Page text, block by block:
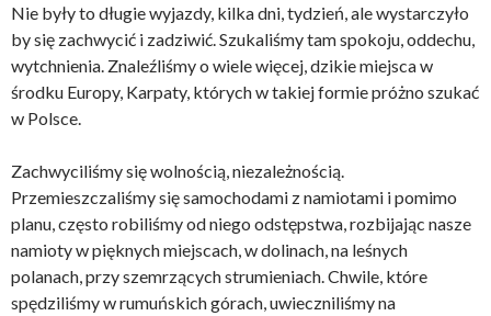
Nie były to długie wyjazdy, kilka dni, tydzień, ale wystarczyło
by się zachwycić i zadziwić. Szukaliśmy tam spokoju, oddechu,
wytchnienia. Znaleźliśmy o wiele więcej, dzikie miejsca w
środku Europy, Karpaty, których w takiej formie próżno szukać
w Polsce.
Zachwyciliśmy się wolnością, niezależnością.
Przemieszczaliśmy się samochodami z namiotami i pomimo
planu, często robiliśmy od niego odstępstwa, rozbijając nasze
namioty w pięknych miejscach, w dolinach, na leśnych
polanach, przy szemrzących strumieniach. Chwile, które
spędziliśmy w rumuńskich górach, uwieczniliśmy na